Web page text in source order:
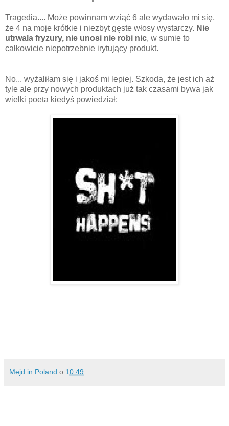
Tragedia.... Może powinnam wziąć 6 ale wydawało mi się,
że 4 na moje krótkie i niezbyt gęste włosy wystarczy. Nie
utrwala fryzury, nie unosi nie robi nic, w sumie to
całkowicie niepotrzebnie irytujący produkt.
No... wyżaliłam się i jakoś mi lepiej. Szkoda, że jest ich aż
tyle ale przy nowych produktach już tak czasami bywa jak
wielki poeta kiedyś powiedział:
Mejd in Poland o 10:49